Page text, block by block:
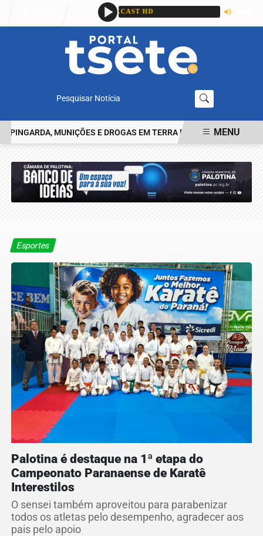
Pesquisar Notícia
MUNIÇÕES E DROGAS EM TERRA ROXA HOMEM
MENU
Esportes
Palotina é destaque na 1ª etapa do
Campeonato Paranaense de Karatê
Interestilos
O sensei também aproveitou para parabenizar
todos os atletas pelo desempenho, agradecer aos
pais pelo apoio